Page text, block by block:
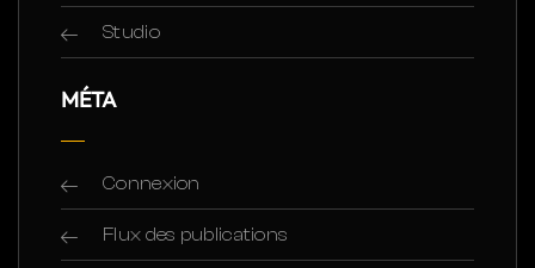
Studio
MÉTA
Connexion
Flux des publications